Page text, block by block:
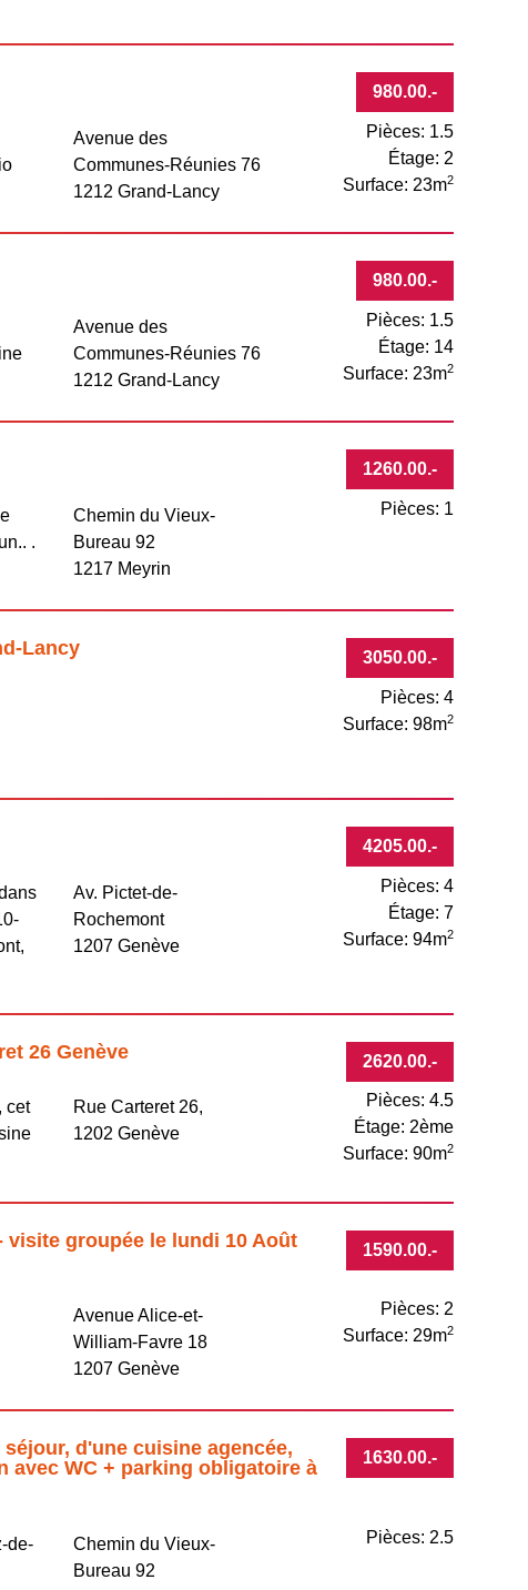
980.00.-
Avenue des
Communes-Réunies 76
1212 Grand-Lancy
Pièces: 1.5
Étage: 2
Surface: 23m2
980.00.-
Avenue des
Communes-Réunies 76
1212 Grand-Lancy
Pièces: 1.5
Étage: 14
Surface: 23m2
1260.00.-
.
Chemin du Vieux-
Bureau 92
1217 Meyrin
Pièces: 1
3050.00.-
Lancy
Pièces: 4
Surface: 98m2
4205.00.-
Av. Pictet-de-
Rochemont
1207 Genève
Pièces: 4
Étage: 7
Surface: 94m2
2620.00.-
26 Genève
cet
Rue Carteret 26,
1202 Genève
Pièces: 4.5
Étage: 2ème
Surface: 90m2
1590.00.-
visite groupée le lundi 10 Août
Avenue Alice-et-
William-Favre 18
1207 Genève
Pièces: 2
Surface: 29m2
1630.00.-
d'une cuisine agencée,
avec WC + parking obligatoire à
de-
Chemin du Vieux-
Bureau 92
Pièces: 2.5